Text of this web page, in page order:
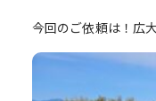
今回のご依頼は！広